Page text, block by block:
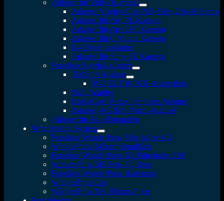
Adapter für Video Kameras
Adapter Vizelex Cine ND-Filter 2 bis 8 Stopps
Adapter für Arri PL Kamera
Adapter für Arri LPL Kamera
Adapter für C Mount Kamera
B4 Objektivadapter
Adapter für Sony FZ Kamera
Fotodiox Spezial Adapter
Tilt/Shift Adapter
M42 TLT ROKR-Adapterkits
Shift Adapter
RhinoCam Vertex drehbarer Adapter
Adapter 4×5 Shift/Stitch-Adapter
Adapter für Astrofotografen
WonderPana System
Fotodiox WonderPana Filterhalter 145
WonderPana 145mm Rundfilter
Fotodiox WonderPana XL Filterhalter 186
WonderPana 145 Step-Up Ring
Fotodiox WonderPana Halterung
WonderPana Cap
WonderPana XK 186mm Filter